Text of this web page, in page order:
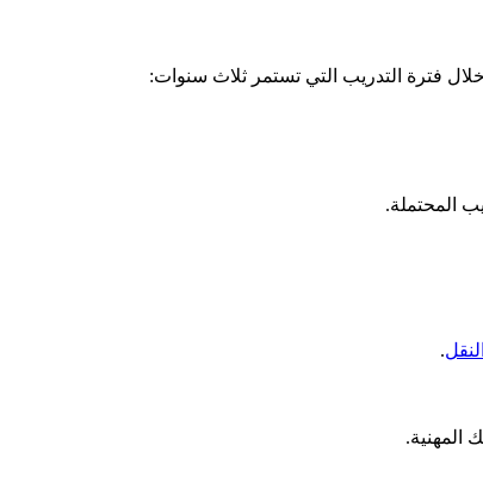
فترة التدريب التي تستمر ثلاث سنوات:
المحتملة.
النقل.
المهنية.